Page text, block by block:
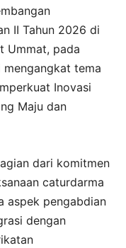
II Tahun 2026 di
Ummat, pada
mengangkat tema
Inovasi
Maju dan
dari komitmen
caturdarma
aspek pengabdian
dengan